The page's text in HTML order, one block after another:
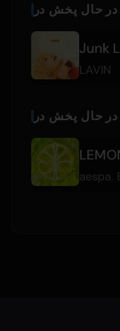
حال پخش در
Junk
LAVIN
حال پخش در
aespa